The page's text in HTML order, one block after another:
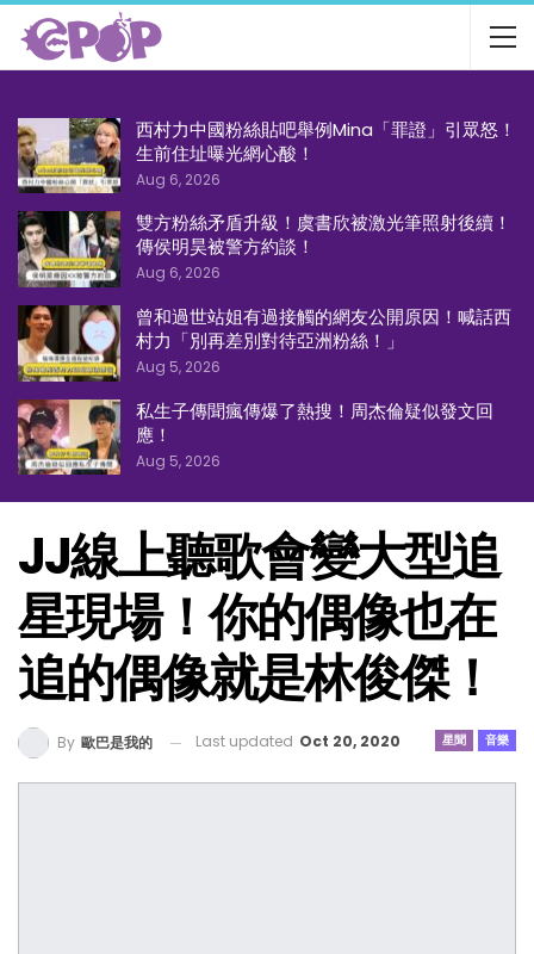
西村力中國粉絲貼吧舉例Mina「罪證」引眾怒！
生前住址曝光網心酸！
Aug 6, 2026
雙方粉絲矛盾升級！虞書欣被激光筆照射後續！
傳侯明昊被警方約談！
Aug 6, 2026
曾和過世站姐有過接觸的網友公開原因！喊話西
村力「別再差別對待亞洲粉絲！」
Aug 5, 2026
私生子傳聞瘋傳爆了熱搜！周杰倫疑似發文回
應！
Aug 5, 2026
JJ線上聽歌會變大型追
星現場！你的偶像也在
追的偶像就是林俊傑！
星聞 音樂
By 歐巴是我的 Last updated Oct 20, 2020